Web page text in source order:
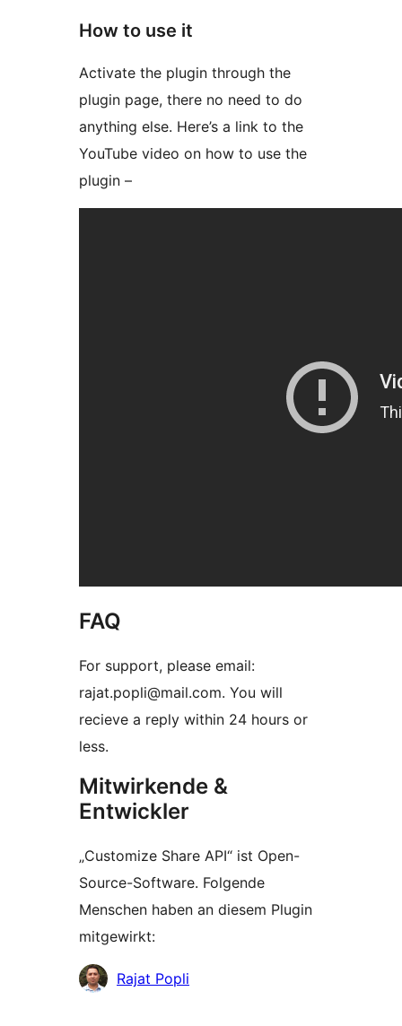
How to use it
Activate the plugin through the
plugin page, there no need to do
anything else. Here’s a link to the
YouTube video on how to use the
plugin –
FAQ
For support, please email:
rajat.popli@mail.com. You will
recieve a reply within 24 hours or
less.
Mitwirkende &
Entwickler
„Customize Share API“ ist Open-
Source-Software. Folgende
Menschen haben an diesem Plugin
mitgewirkt:
Mitwirkende
Rajat Popli